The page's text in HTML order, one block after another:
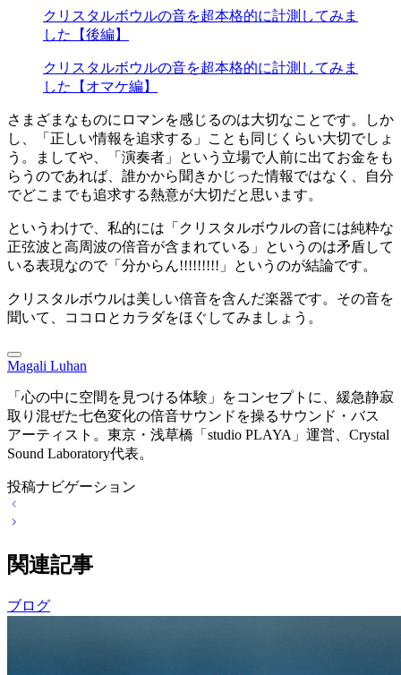
クリスタルボウルの音を超本格的に計測してみま
した【後編】
クリスタルボウルの音を超本格的に計測してみま
した【オマケ編】
さまざまなものにロマンを感じるのは大切なことです。しか
し、「正しい情報を追求する」ことも同じくらい大切でしょ
う。ましてや、「演奏者」という立場で人前に出てお金をも
らうのであれば、誰かから聞きかじった情報ではなく、自分
でどこまでも追求する熱意が大切だと思います。
というわけで、私的には「クリスタルボウルの音には純粋な
正弦波と高周波の倍音が含まれている」というのは矛盾して
いる表現なので「分からん!!!!!!!!!」というのが結論です。
クリスタルボウルは美しい倍音を含んだ楽器です。その音を
聞いて、ココロとカラダをほぐしてみましょう。
Magali Luhan
「心の中に空間を見つける体験」をコンセプトに、緩急静寂
取り混ぜた七色変化の倍音サウンドを操るサウンド・バス
アーティスト。東京・浅草橋「studio PLAYA」運営、Crystal
Sound Laboratory代表。
投稿ナビゲーション
関連記事
ブログ